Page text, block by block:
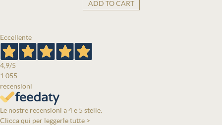
ADD TO CART
Eccellente
4,9/5
1.055
recensioni
Le nostre recensioni a 4 e 5 stelle.
Clicca qui per leggerle tutte >